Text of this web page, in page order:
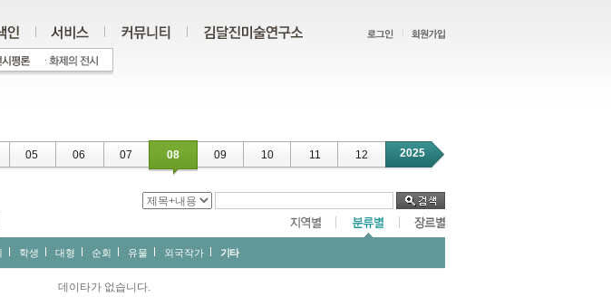
05 06 07 08 09 10 11 12 2025
학생 대형 순회 유물 외국작가 기타
데이타가 없습니다.